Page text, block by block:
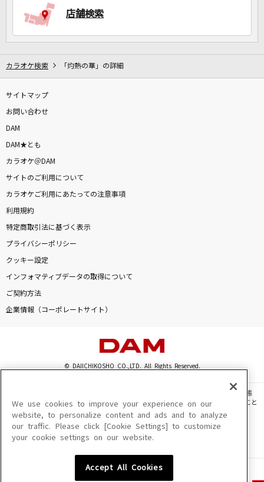
店舗検索
カラオケ検索 「灼熱の華」の詳細
サイトマップ
お問い合わせ
DAM
DAM★とも
カラオケ＠DAM
サイトのご利用について
カラオケご利用にあたっての注意事項
利用規約
特定商取引法に基づく表示
プライバシーポリシー
クッキー設定
インフォマティブデータの取得について
ご契約方法
企業情報（コーポレートサイト）
© DAIICHIKOSHO CO.,LTD. All Rights Reserved.
このサイトに掲載されている一切の文章・画像・写真・動画・音声等を、手段や形態
を問わず、著作権法の定める範囲を超えて無断で複製、転載、ファイル化などすること
を禁じます。
楽曲及びコンテンツは、機種によりご利用いただけない場合があります。
楽曲及びコンテンツの配信日、配信内容が変更になる場合があります。
We use cookies to improve your experience on our
website, to personalize content and ads and to analyze
our traffic. Please click [Cookie Settings] to customize
your cookie settings on our website.
Accept All Cookies